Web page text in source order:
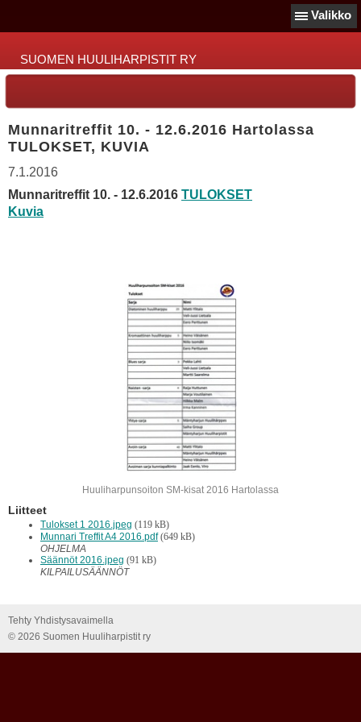
Valikko
SUOMEN HUULIHARPISTIT RY
Munnaritreffit 10. - 12.6.2016 Hartolassa
TULOKSET, KUVIA
7.1.2016
Munnaritreffit 10. - 12.6.2016 TULOKSET
Kuvia
Huuliharpunsoiton SM-kisat 2016 Hartolassa
Liitteet
Tulokset 1 2016.jpeg (119 kB)
Munnari Treffit A4 2016.pdf (649 kB)
OHJELMA
Säännöt 2016.jpeg (91 kB)
KILPAILUSÄÄNNÖT
Tehty Yhdistysavaimella
© 2026 Suomen Huuliharpistit ry